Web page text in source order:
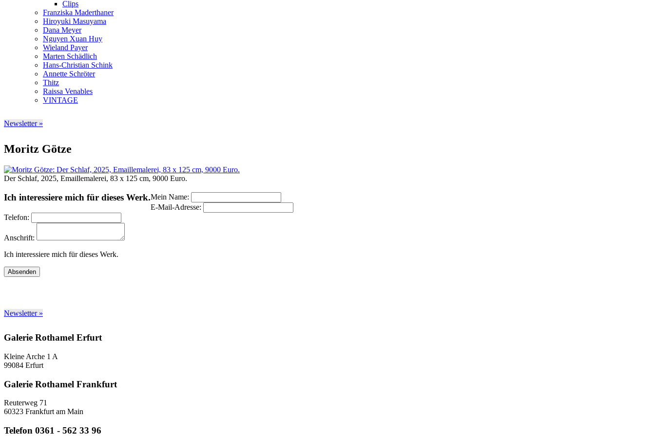
Clips
Franziska Maderthaner
Hiroyuki Masuyama
Dana Meyer
Nguyen Xuan Huy
Wieland Payer
Marten Schädlich
Hans-Christian Schink
Annette Schröter
Thitz
Raissa Venables
VINTAGE
Newsletter »
Moritz Götze
Der Schlaf, 2025, Emaillemalerei, 83 x 125 cm, 9000 Euro.
Ich interessiere mich für dieses Werk.Mein Name:
E-Mail-Adresse:
Telefon:
Anschrift:
Ich interessiere mich für dieses Werk.
Absenden
Newsletter »
Galerie Rothamel Erfurt
Kleine Arche 1 A
99084 Erfurt
Galerie Rothamel Frankfurt
Reuterweg 71
60323 Frankfurt am Main
Telefon 0361 - 562 33 96